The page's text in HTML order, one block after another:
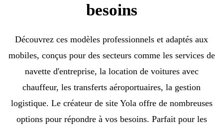
besoins
Découvrez ces modèles professionnels et adaptés aux
mobiles, conçus pour des secteurs comme les services de
navette d'entreprise, la location de voitures avec
chauffeur, les transferts aéroportuaires, la gestion
logistique. Le créateur de site Yola offre de nombreuses
options pour répondre à vos besoins. Parfait pour les